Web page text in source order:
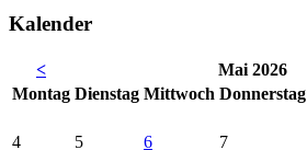
Kalender
< Mai 2026
Montag Dienstag Mittwoch Donnerstag
4
5 6 7